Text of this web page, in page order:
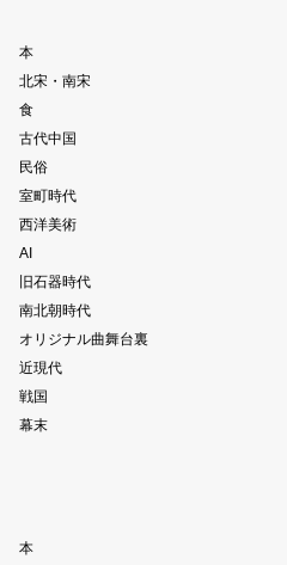
本
北宋・南宋
食
古代中国
民俗
室町時代
西洋美術
AI
旧石器時代
南北朝時代
オリジナル曲舞台裏
近現代
戦国
幕末
本